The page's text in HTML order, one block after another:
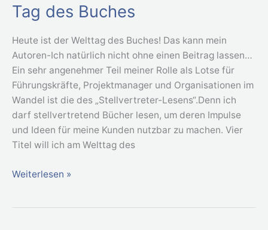
Tag des Buches
Heute ist der Welttag des Buches! Das kann mein
Autoren-Ich natürlich nicht ohne einen Beitrag lassen…
Ein sehr angenehmer Teil meiner Rolle als Lotse für
Führungskräfte, Projektmanager und Organisationen im
Wandel ist die des „Stellvertreter-Lesens“.Denn ich
darf stellvertretend Bücher lesen, um deren Impulse
und Ideen für meine Kunden nutzbar zu machen. Vier
Titel will ich am Welttag des
Tag
Buches
Weiterlesen »